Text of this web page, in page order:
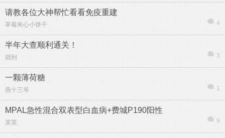
请教各位大神帮忙看看免疫重建
草莓夹心小饼干 4
半年大查顺利通关！
就到 3
一颗薄荷糖
燕十三爷 1
MPAL急性混合双表型白血病+费城P190阳性
芙芙 9